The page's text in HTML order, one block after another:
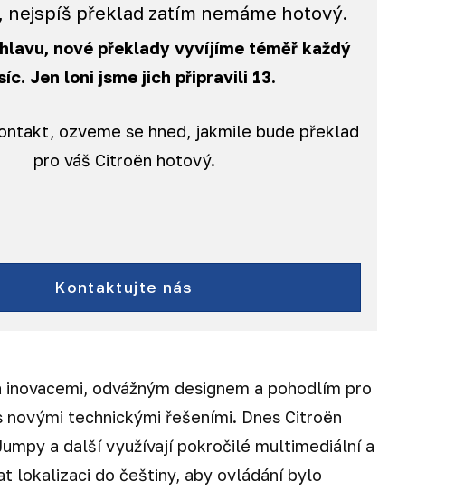
nejspíš překlad zatím nemáme hotový.
nové překlady vyvíjíme téměř každý
Jen loni jsme jich připravili 13.
ozveme se hned, jakmile bude překlad
pro váš Citroën hotový.
Kontaktujte nás
odvážným designem a pohodlím pro
technickými řešeními. Dnes Citroën
a další využívají pokročilé multimediální a
lokalizaci do češtiny, aby ovládání bylo